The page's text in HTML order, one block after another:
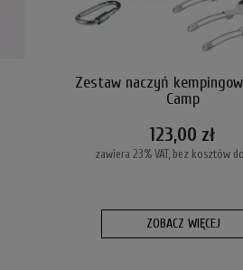
Zestaw naczyń
Camp
123,00 zł
zawiera 23% VAT, bez kosztów
ZOBACZ WIĘCEJ